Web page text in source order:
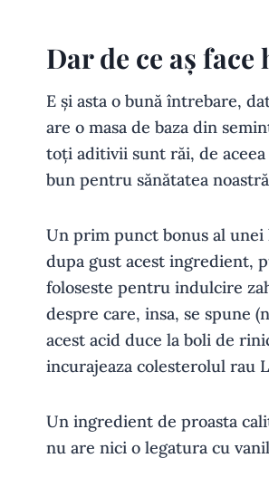
Dar de ce aș face
E și asta o bună întrebare,
are o masa de baza din
toți aditivii sunt răi, de
bun pentru sănătatea
Un prim punct bonus al unei
dupa gust acest ingredient,
foloseste pentru indulcire
despre care, insa, se spune
acest acid duce la boli de
incurajeaza colesterolul rau
Un ingredient de proasta
nu are nici o legatura cu